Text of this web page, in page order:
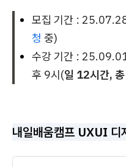
모집 기간 :
청 중)
수강 기간 :
후 9시(일 12시간,
내일배움캠프 UXUI 디